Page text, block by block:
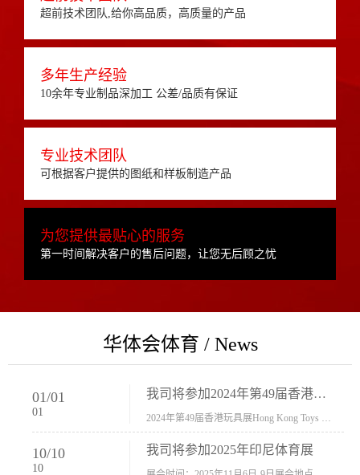
超前技术团队,给你高品质，高质量的产品
多年生产经验
10余年专业制品深加工 公差/品质有保证
专业技术团队
可根据客户提供的图纸和样板制造产品
为您提供最贴心的服务
第一时间解决客户的售后问题，让您无后顾之忧
华体会体育 / News
01/01
01
我司将参加2024年第49届香港玩具展Hong Kong Toys & Games Fair 欢迎新···
10/10
10
我司将参加2025年印尼体育展